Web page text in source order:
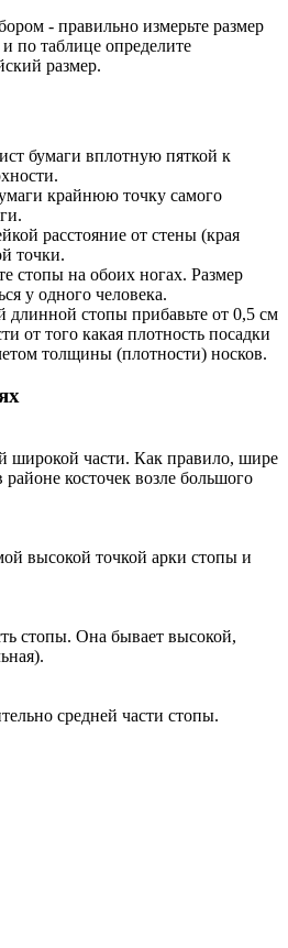
- правильно измерьте размер
по таблице определите
размер.
бумаги вплотную пяткой к
крайнюю точку самого
расстояние от стены (края
точки.
стопы на обоих ногах. Размер
у одного человека.
длинной стопы прибавьте от 0,5 см
от того какая плотность посадки
толщины (плотности) носков.
широкой части. Как правило, шире
районе косточек возле большого
высокой точкой арки стопы и
стопы. Она бывает высокой,
средней части стопы.